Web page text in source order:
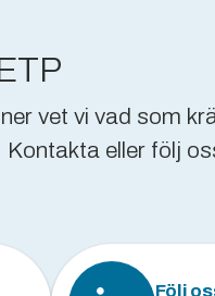
vet vi vad som
Kontakta eller följ
Följ